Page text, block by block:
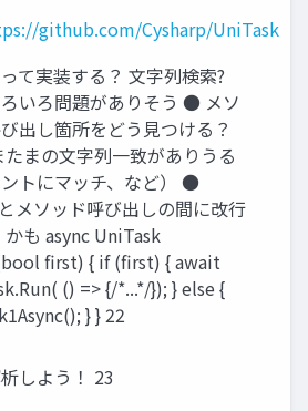
github.com/Cysharp/UniTask
て実装する？ 文字列検索?
いろ問題がありそう ● メソ
出し箇所をどう見つける？
まの文字列一致がありうる
ントにマッチ、など） ●
メソッド呼び出しの間に改行
も async UniTask
first) { if (first) { await
() => {/*...*/}); } else {
} } 22
しよう！ 23